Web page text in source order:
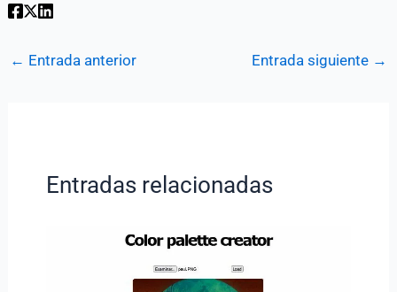
← Entrada anterior Entrada siguiente →
Entradas relacionadas